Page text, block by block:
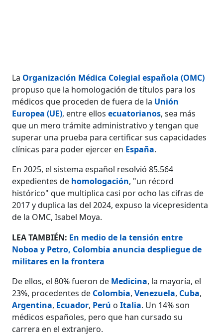
La Organización Médica Colegial española (OMC)
propuso que la homologación de títulos para los
médicos que proceden de fuera de la Unión
Europea (UE), entre ellosecuatorianos, sea más
que un mero trámite administrativo y tengan que
superar una prueba para certificar sus capacidades
clínicas para poder ejercer en España.
En 2025, el sistema español resolvió 85.564
expedientes de homologación, "un récord
histórico" que multiplica casi por ocho las cifras de
2017 y duplica las del 2024, expuso la vicepresidenta
de la OMC, Isabel Moya.
LEA TAMBIÉN: En medio de la tensión entre
Noboa y Petro, Colombia anuncia despliegue de
militares en la frontera
De ellos, el 80% fueron de Medicina, la mayoría, el
23%, procedentes de Colombia,Venezuela, Cuba,
Argentina, Ecuador, Perú oItalia. Un 14% son
médicos españoles, pero que han cursado su
carrera en el extranjero.